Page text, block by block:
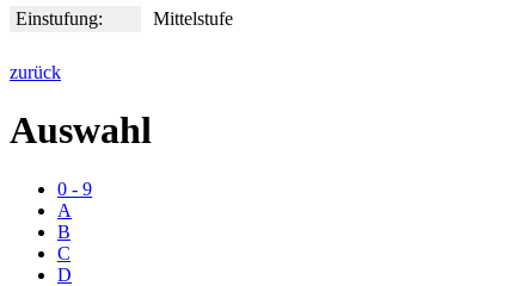
Einstufung:
Mittelstufe
zurück
Auswahl
0 - 9
A
B
C
D